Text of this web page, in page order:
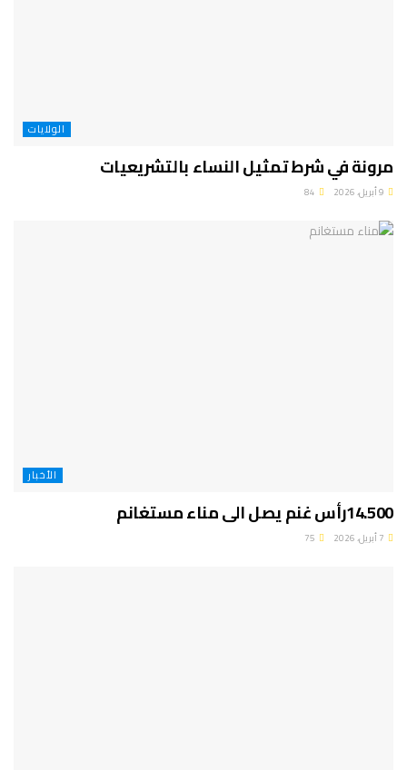
الولايات
مرونة في شرط تمثيل النساء بالتشريعيات
الأخبار
14.500رأس غنم يصل الى مناء مستغانم